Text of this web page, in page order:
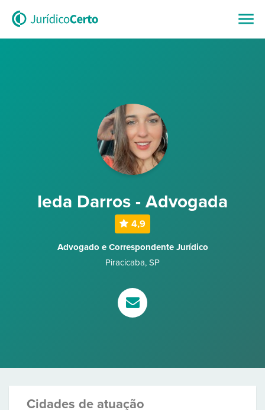
Ieda Darros - Advogada
4,9
Advogado e Correspondente Jurídico
Piracicaba, SP
Cidades de atuação